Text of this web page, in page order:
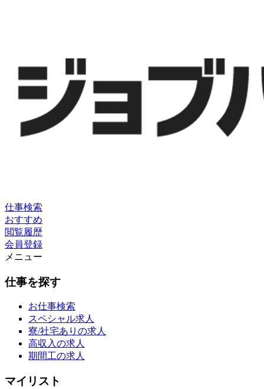
仕事検索
おすすめ
閲覧履歴
会員登録
メニュー
仕事を探す
お仕事検索
スペシャル求人
寮/社宅ありの求人
高収入の求人
期間工の求人
マイリスト